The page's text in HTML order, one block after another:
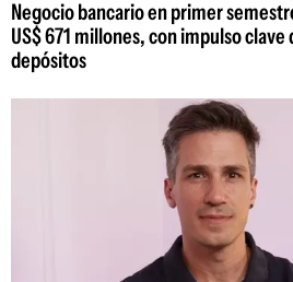
Negocio bancario en primer
US$ 671 millones, con impulso
depósitos